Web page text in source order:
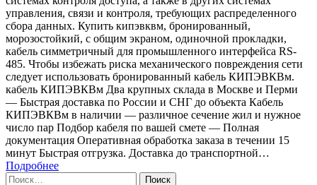
управления, связи и контроля, требующих распределенного
сбора данных. Купить кипэвквм, бронированный,
морозостойкий, с общим экраном, одиночной прокладки,
кабель симметричный для промышленного интерфейса RS-
485. Чтобы избежать риска механического повреждения сети
следует использовать бронированный кабель КИПЭВКВм.
кабель КИПЭВКВм Два крупных склада в Москве и Перми
— Быстрая доставка по России и СНГ до объекта Кабель
КИПЭВКВм в наличии — различное сечение жил и нужное
число пар Подбор кабеля по вашей смете — Полная
документация Оперативная обработка заказа в течении 15
минут Быстрая отгрузка. Доставка до транспортной…
Подробнее
Найти: